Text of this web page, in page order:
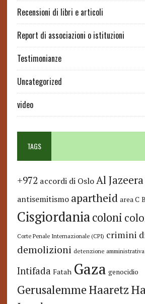
Recensioni di libri e articoli
Report di associazioni o istituzioni
Testimonianze
Uncategorized
video
TAGS
+972 accordi di Oslo Al Jazeera
antisemitismo apartheid area C
Cisgiordaniacoloni
Corte Penale Internazionale (CPI) crimini
demolizioni detenzione amministrativa
Intifada Fatah Gaza genocidio
GerusalemmeHaaretz